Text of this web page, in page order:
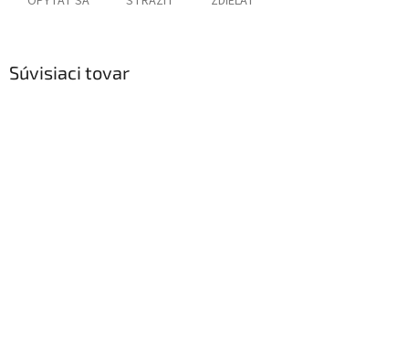
Súvisiaci tovar